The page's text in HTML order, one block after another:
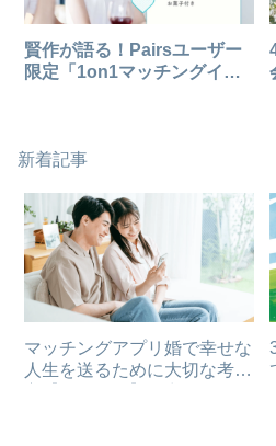
賢作が語る！Pairsユーザー
限定「1on1マッチングイベ
新着記事
マッチングアプリ婚で幸せな
人生を送るために大切な考え